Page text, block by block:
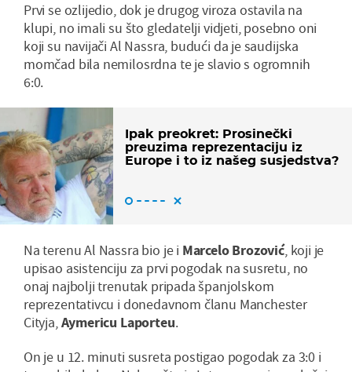
Prvi se ozlijedio, dok je drugog viroza ostavila na
klupi, no imali su što gledatelji vidjeti, posebno oni
koji su navijači Al Nassra, budući da je saudijska
momčad bila nemilosrdna te je slavio s ogromnih
6:0.
Ipak preokret: Prosinečki
preuzima reprezentaciju iz
Europe i to iz našeg susjedstva?
Na terenu Al Nassra bio je i Marcelo Brozović, koji je
upisao asistenciju za prvi pogodak na susretu, no
onaj najbolji trenutak pripada španjolskom
reprezentativcu i donedavnom članu Manchester
Cityja, Aymericu Laporteu.
On je u 12. minuti susreta postigao pogodak za 3:0 i